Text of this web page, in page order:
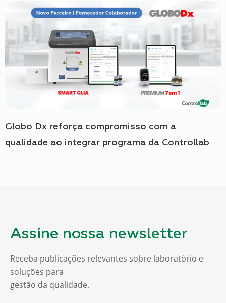
Globo Dx reforça compromisso com a
qualidade ao integrar programa da Controllab
Assine nossa newsletter
Receba publicações relevantes sobre laboratório e
soluções para
gestão da qualidade.